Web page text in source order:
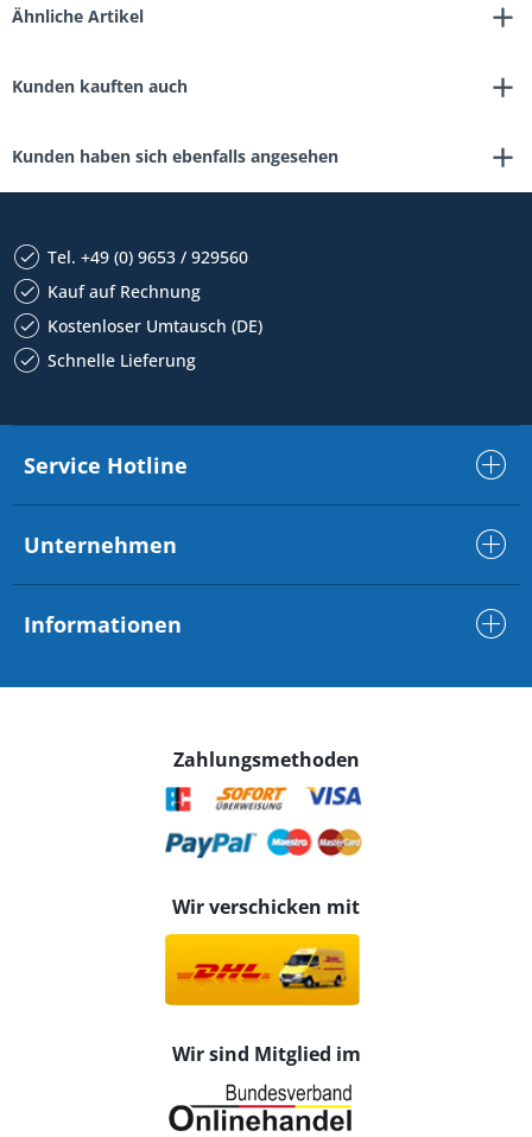
Ähnliche Artikel
Kunden kauften auch
Kunden haben sich ebenfalls angesehen
Tel. +49 (0) 9653 / 929560
Kauf auf Rechnung
Kostenloser Umtausch (DE)
Schnelle Lieferung
Service Hotline
Unternehmen
Informationen
Zahlungsmethoden
Wir verschicken mit
Wir sind Mitglied im